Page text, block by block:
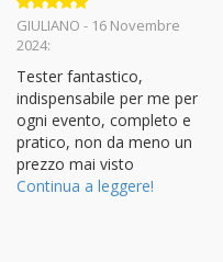
Valutato 5
su 5
GIULIANO - 16 Novembre
2024:
Tester fantastico,
indispensabile per me per
ogni evento, completo e
pratico, non da meno un
prezzo mai visto
Continua a leggere!